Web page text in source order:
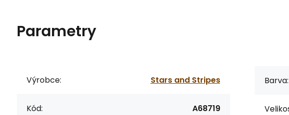
Parametry
Výrobce: Stars and Stripes
Kód: A68719
Barva: